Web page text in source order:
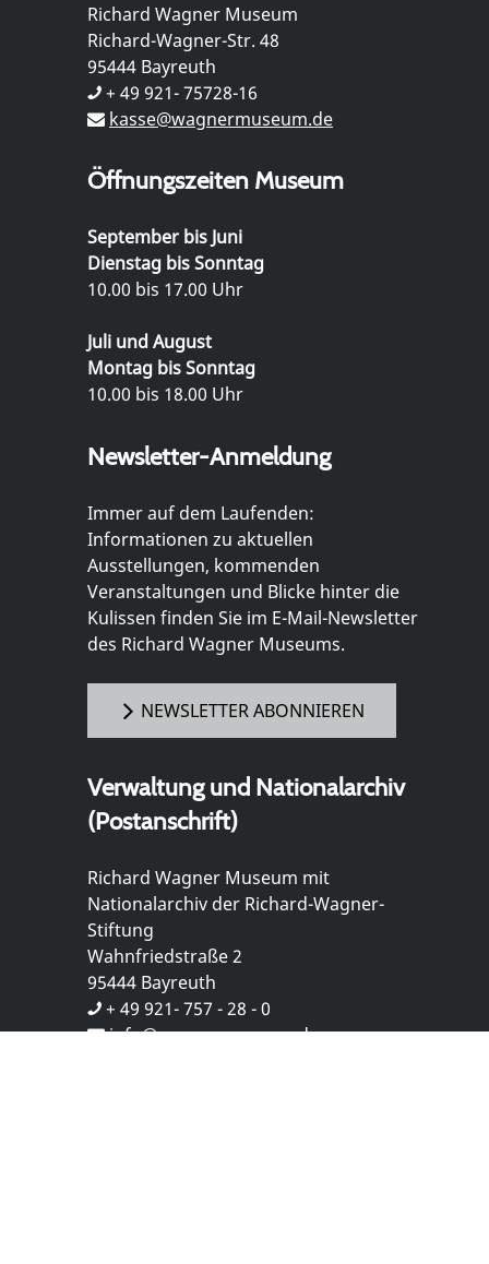
Richard Wagner Museum
Richard-Wagner-Str. 48
95444 Bayreuth
+ 49 921- 75728-16
kasse@wagnermuseum.de
Öffnungszeiten Museum
September bis Juni
Dienstag bis Sonntag
10.00 bis 17.00 Uhr
Juli und August
Montag bis Sonntag
10.00 bis 18.00 Uhr
Newsletter-Anmeldung
Immer auf dem Laufenden:
Informationen zu aktuellen
Ausstellungen, kommenden
Veranstaltungen und Blicke hinter die
Kulissen finden Sie im E-Mail-Newsletter
des Richard Wagner Museums.
NEWSLETTER ABONNIEREN
Verwaltung und Nationalarchiv
(Postanschrift)
Richard Wagner Museum mit
Nationalarchiv der Richard-Wagner-
Stiftung
Wahnfriedstraße 2
95444 Bayreuth
+ 49 921- 757 - 28 - 0
info@wagnermuseum.de